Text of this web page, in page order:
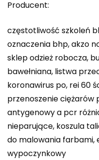
Producent:
częstotliwość szkoleń
oznaczenia bhp, akzo
sklep odzież robocza,
bawełniana, listwa
koronawirus po, rei 60
przenoszenie
antygenowy a pcr
nieparujące, koszula
do malowania farbami,
wypoczynkowy